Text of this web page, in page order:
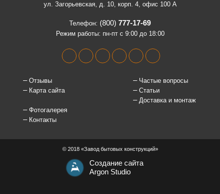
ул. Загорьевская, д. 10, корп. 4, офис 100 А
Телефон: (800) 777-17-69
Режим работы: пн-пт с 9:00 до 18:00
Отзывы
Карта сайта
Частые вопросы
Статьи
Доставка и монтаж
Фотогалерея
Контакты
© 2018 «Завод бытовых конструкций»
Создание сайта
Argon Studio